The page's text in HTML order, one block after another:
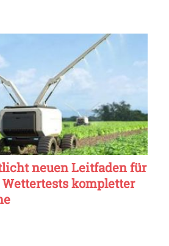
neuen Leitfaden für
kompletter